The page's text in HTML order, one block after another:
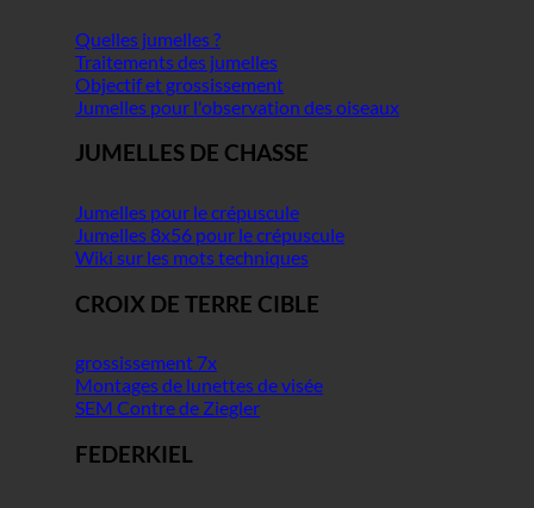
Quelles jumelles ?
Traitements des jumelles
Objectif et grossissement
Jumelles pour l'observation des oiseaux
JUMELLES DE CHASSE
Jumelles pour le crépuscule
Jumelles 8x56 pour le crépuscule
Wiki sur les mots techniques
CROIX DE TERRE CIBLE
grossissement 7x
Montages de lunettes de visée
SEM Contre de Ziegler
FEDERKIEL